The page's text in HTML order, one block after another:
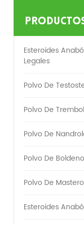
Esteroides
Legales
Polvo De
Polvo De
Polvo De
Polvo De
Polvo De
Esteroides